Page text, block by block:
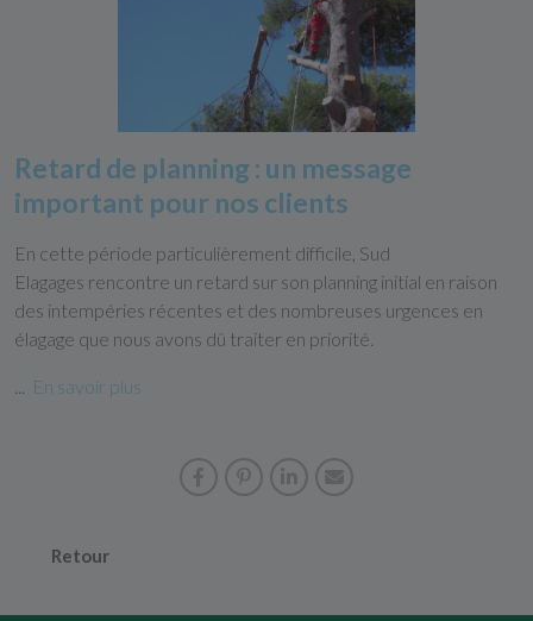
Retard de planning : un message
important pour nos clients
En cette période particulièrement difficile, Sud
Elagages rencontre un retard sur son planning initial en raison
des intempéries récentes et des nombreuses urgences en
élagage que nous avons dû traiter en priorité.
En savoir plus
Retour